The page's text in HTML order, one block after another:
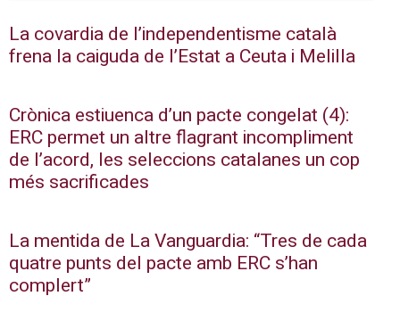
La covardia de l’independentisme català
frena la caiguda de l’Estat a Ceuta i Melilla
Crònica estiuenca d’un pacte congelat (4):
ERC permet un altre flagrant incompliment
de l’acord, les seleccions catalanes un cop
més sacrificades
La mentida de La Vanguardia: “Tres de cada
quatre punts del pacte amb ERC s’han
complert”